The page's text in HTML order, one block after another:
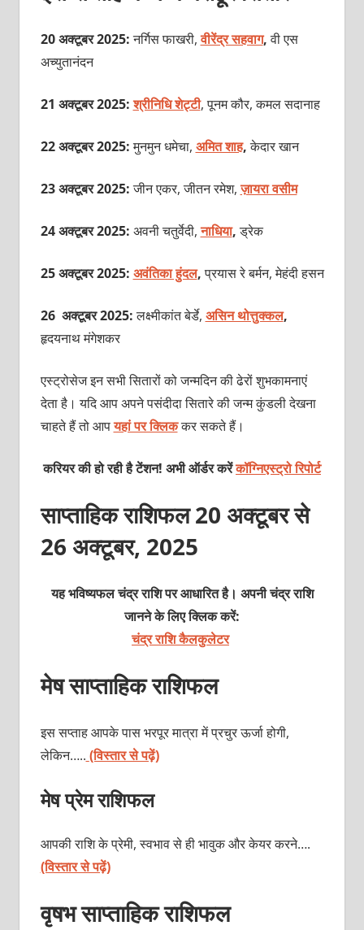
20 अक्टूबर 2025:नर्गिस फाखरी,वीरेंद्र सहवाग,वी एस
अच्युतानंदन
21 अक्टूबर 2025:श्रीनिधि शेट्टी, पूनम कौर, कमल सदानाह
22 अक्टूबर 2025:मुनमुन धमेचा, अमित शाह,केदार खान
23 अक्टूबर 2025:जीन एकर, जीतन रमेश,ज़ायरा वसीम
24 अक्टूबर 2025: अवनी चतुर्वेदी,नाधिया,ड्रेक
25 अक्टूबर 2025: अवंतिका हुंदल,प्रयास रे बर्मन, मेहंदी हसन
26 अक्टूबर 2025:लक्ष्मीकांत बेर्डे, असिन थोत्तुक्कल,
हृदयनाथ मंगेशकर
एस्ट्रोसेज इन सभी सितारों को जन्मदिन की ढेरों शुभकामनाएं
देता है। यदि आप अपने पसंदीदा सितारे की जन्म कुंडली देखना
चाहते हैं तो आपयहां पर क्लिककर सकते हैं।
करियर की हो रही है टेंशन! अभी ऑर्डर करेंकॉग्निएस्ट्रो रिपोर्ट
साप्ताहिक राशिफल 20 अक्टूबर से
26 अक्टूबर, 2025
यह भविष्यफल चंद्र राशि पर आधारित है। अपनी चंद्र राशि
जानने के लिए क्लिक करें:
चंद्र राशि कैलकुलेटर
मेष साप्ताहिक राशिफल
इस सप्ताह आपके पास भरपूर मात्रा में प्रचुर ऊर्जा होगी,
लेकिन….. (विस्तार से पढ़ें)
मेष प्रेम राशिफल
आपकी राशि के प्रेमी, स्वभाव से ही भावुक और केयर करने….
(विस्तार से पढ़ें)
वृषभ साप्ताहिक राशिफल